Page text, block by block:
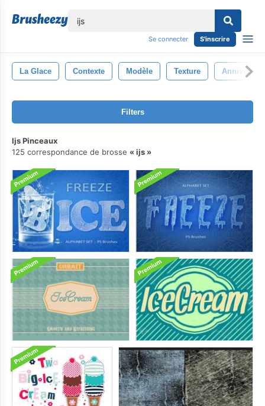
Se connecter S'inscrire
La Glace Contexte Modèle Texture
Filters
Ijs Pinceaux
125 correspondance de brosse
ijs